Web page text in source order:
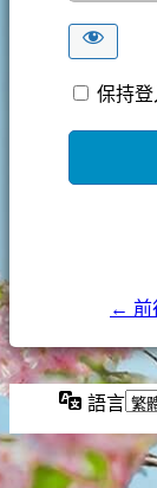
保持登
← 前
語言